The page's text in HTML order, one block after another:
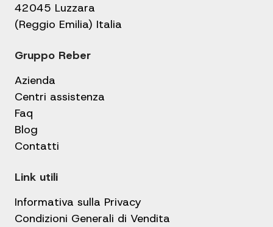
42045 Luzzara
(Reggio Emilia) Italia
Gruppo Reber
Azienda
Centri assistenza
Faq
Blog
Contatti
Link utili
Informativa sulla Privacy
Condizioni Generali di Vendita